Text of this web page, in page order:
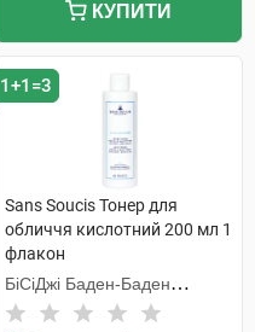
КУПИТИ
1+1=3
Sans Soucis Тонер для
обличчя кислотний 200 мл 1
флакон
БіСіДжі Баден-Баден
Косметікс Груп Гмбх